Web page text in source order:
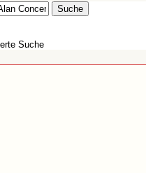
Suche